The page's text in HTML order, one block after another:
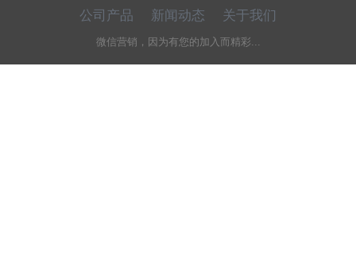
公司产品 新闻动态 关于我们
微信营销，因为有您的加入而精彩...